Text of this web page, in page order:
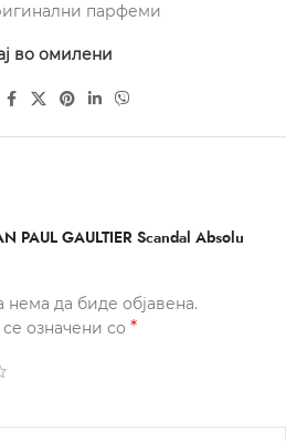
парфеми
во омилени
PAUL GAULTIER Scandal Absolu
да биде објавена.
означени со *